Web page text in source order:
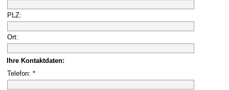
PLZ:
Ort:
Ihre Kontaktdaten:
Telefon: *